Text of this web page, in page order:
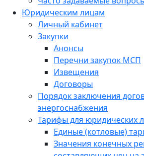
Юридическим лицам
Личный кабинет
Закупки
Анонсы
Перечни закупок МСП
Извещения
Договоры
Порядок заключения
энергоснабжения
Тарифы для юридических
Единые (котловые)
Значения конечных